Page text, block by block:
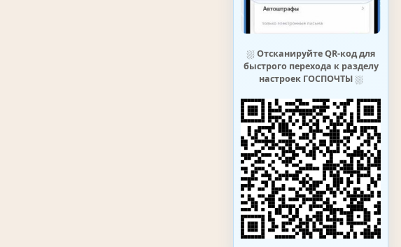
⛆ Отсканируйте QR-код для
быстрого перехода к разделу
настроек ГОСПОЧТЫ⛆